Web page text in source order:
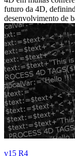
futuro da 4D,
desenvolvimento de
v15 R4